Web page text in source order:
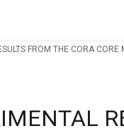
FROM THE CORA CORE